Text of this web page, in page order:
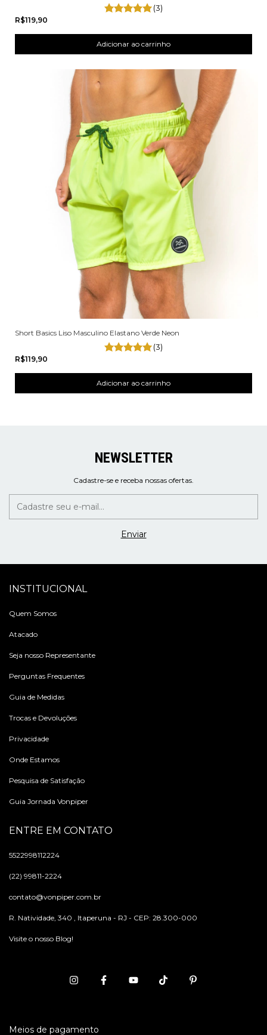
(3)
R$119,90
Short Basics Liso Masculino Elastano Verde Neon
(3)
R$119,90
NEWSLETTER
Cadastre-se e receba nossas ofertas.
INSTITUCIONAL
Quem Somos
Atacado
Seja nosso Representante
Perguntas Frequentes
Guia de Medidas
Trocas e Devoluções
Privacidade
Onde Estamos
Pesquisa de Satisfação
Guia Jornada Vonpiper
ENTRE EM CONTATO
5522998112224
(22) 99811-2224
contato@vonpiper.com.br
R. Natividade, 340 , Itaperuna - RJ - CEP: 28.300-000
Visite o nosso Blog!
Meios de pagamento